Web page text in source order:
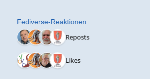
Fediverse-Reaktionen
4 Reposts
4 Likes